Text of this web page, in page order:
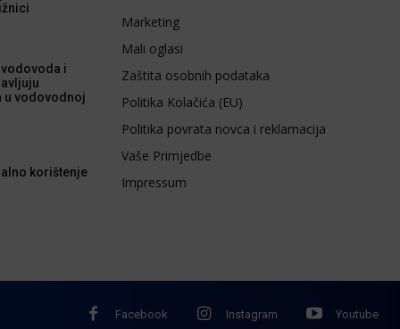
i
u vodovodnoj
korištenje
Marketing
Mali oglasi
Zaštita osobnih podataka
Politika Kolačića (EU)
Politika povrata novca i reklamacija
Vaše Primjedbe
Impressum
Facebook Instagram Youtube